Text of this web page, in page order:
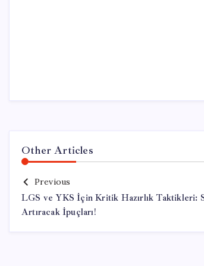
Other Articles
Previous
LGS ve YKS İçin Kritik Hazırlık Taktikleri:
Artıracak İpuçları!